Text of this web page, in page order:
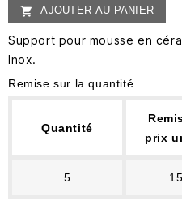
 AJOUTER AU PANIER
Support pour mousse en
Inox.
Remise sur la quantité
Quantité
prix
5